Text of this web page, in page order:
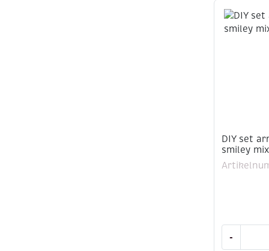
smiley
mix,
groen
DIY set
smiley
-